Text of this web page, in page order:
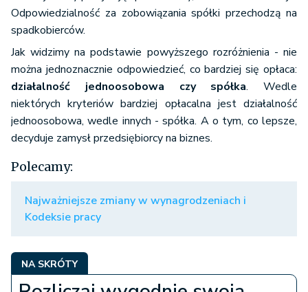
Odpowiedzialność za zobowiązania spółki przechodzą na
spadkobierców.
Jak widzimy na podstawie powyższego rozróżnienia - nie
można jednoznacznie odpowiedzieć, co bardziej się opłaca:
działalność jednoosobowa czy spółka. Wedle
niektórych kryteriów bardziej opłacalna jest działalność
jednoosobowa, wedle innych - spółka. A o tym, co lepsze,
decyduje zamysł przedsiębiorcy na biznes.
Polecamy:
Najważniejsze zmiany w wynagrodzeniach i
Kodeksie pracy
NA SKRÓTY